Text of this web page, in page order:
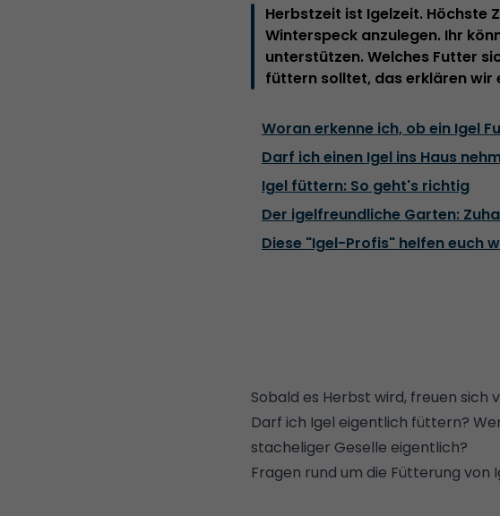
Herbstzeit ist Igelzeit. Höchste
Winterspeck anzulegen. Ihr
unterstützen. Welches Futter
füttern solltet, das erklären wir
Woran erkenne ich, ob ein Igel
Darf ich einen Igel ins Haus
Igel füttern: So geht's richtig
Der igelfreundliche Garten:
Diese "Igel-Profis" helfen euch
Sobald es Herbst wird, freuen sich
Darf ich Igel eigentlich füttern?
stacheliger Geselle eigentlich?
Fragen rund um die Fütterung